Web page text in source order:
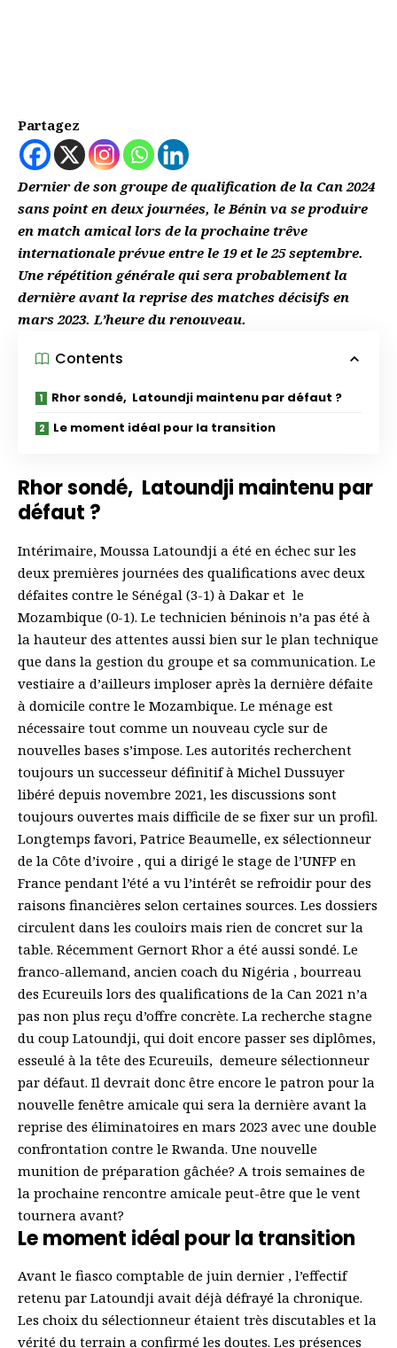
Partagez
Dernier de son groupe de qualification de la Can 2024
sans point en deux journées, le Bénin va se produire
en match amical lors de la prochaine trêve
internationale prévue entre le 19 et le 25 septembre.
Une répétition générale qui sera probablement la
dernière avant la reprise des matches décisifs en
mars 2023. L’heure du renouveau.
Contents
Rhor sondé, Latoundji maintenu par défaut ?
Le moment idéal pour la transition
Rhor sondé, Latoundji maintenu par
défaut ?
Intérimaire, Moussa Latoundji a été en échec sur les
deux premières journées des qualifications avec deux
défaites contre le Sénégal (3-1) à Dakar et le
Mozambique (0-1). Le technicien béninois n’a pas été à
la hauteur des attentes aussi bien sur le plan technique
que dans la gestion du groupe et sa communication. Le
vestiaire a d’ailleurs imploser après la dernière défaite
à domicile contre le Mozambique. Le ménage est
nécessaire tout comme un nouveau cycle sur de
nouvelles bases s’impose. Les autorités recherchent
toujours un successeur définitif à Michel Dussuyer
libéré depuis novembre 2021, les discussions sont
toujours ouvertes mais difficile de se fixer sur un profil.
Longtemps favori, Patrice Beaumelle, ex sélectionneur
de la Côte d’ivoire , qui a dirigé le stage de l’UNFP en
France pendant l’été a vu l’intérêt se refroidir pour des
raisons financières selon certaines sources. Les dossiers
circulent dans les couloirs mais rien de concret sur la
table. Récemment Gernort Rhor a été aussi sondé. Le
franco-allemand, ancien coach du Nigéria , bourreau
des Ecureuils lors des qualifications de la Can 2021 n’a
pas non plus reçu d’offre concrète. La recherche stagne
du coup Latoundji, qui doit encore passer ses diplômes,
esseulé à la tête des Ecureuils, demeure sélectionneur
par défaut. Il devrait donc être encore le patron pour la
nouvelle fenêtre amicale qui sera la dernière avant la
reprise des éliminatoires en mars 2023 avec une double
confrontation contre le Rwanda. Une nouvelle
munition de préparation gâchée? A trois semaines de
la prochaine rencontre amicale peut-être que le vent
tournera avant?
Le moment idéal pour la transition
Avant le fiasco comptable de juin dernier , l’effectif
retenu par Latoundji avait déjà défrayé la chronique.
Les choix du sélectionneur étaient très discutables et la
vérité du terrain a confirmé les doutes. Les présences